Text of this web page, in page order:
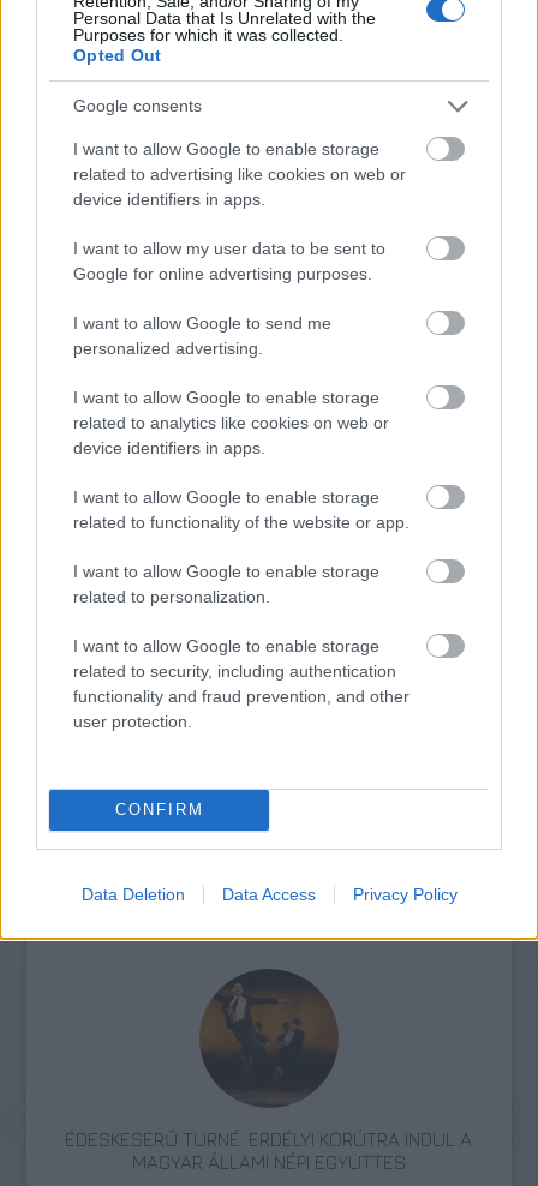
Personal Data that Is Unrelated with the
Purposes for which it was collected.
Opted Out
Google consents
I want to allow Google to enable storage
related to advertising like cookies on web or
device identifiers in apps.
I want to allow my user data to be sent to
Google for online advertising purposes.
I want to allow Google to send me
personalized advertising.
I want to allow Google to enable storage
related to analytics like cookies on web or
device identifiers in apps.
I want to allow Google to enable storage
related to functionality of the website or app.
I want to allow Google to enable storage
related to personalization.
I want to allow Google to enable storage
related to security, including authentication
functionality and fraud prevention, and other
user protection.
CONFIRM
Data Deletion Data Access Privacy Policy
közepéig Munkácsy Mihály mintegy félszáz
alkotását láthatja a közönség.
A bemutatott alkotások között van a festő
egyik főművének tartott Golgota, emellett a
látogatók két olyan képet is
megcsodálhatnak - az 1882-ben festett
leányt -, amelyet még soha nem állítottak ki
Magyarországon.
Forrás:Vitaltippek
Erdély Munkácsy
KÉZMŰVES MESTERSÉGEK TALÁLKOZÓJA A
MAROSVÁSÁRHELYI VÁRBAN
TASTE OF TRANSYLVANIA 2026 – SZÉKELYFÖLD
ÉDESKESERŰ TURNÉ: ERDÉLYI KÖRÚTRA INDUL A
MAGYAR ÁLLAMI NÉPI EGYÜTTES